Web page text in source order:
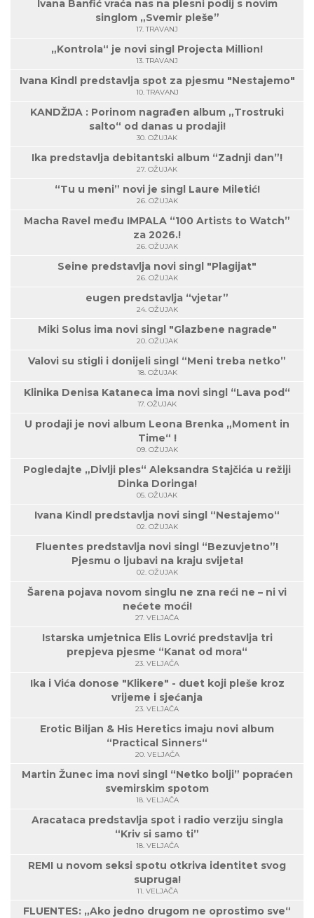
Ivana Banfić vraća nas na plesni podij s novim
singlom „Svemir pleše”
17. TRAVANJ
„Kontrola“ je novi singl Projecta Million!
13. TRAVANJ
Ivana Kindl predstavlja spot za pjesmu "Nestajemo"
10. TRAVANJ
KANDŽIJA : Porinom nagrađen album „Trostruki
salto“ od danas u prodaji!
30. OŽUJAK
Ika predstavlja debitantski album “Zadnji dan”!
27. OŽUJAK
“Tu u meni” novi je singl Laure Miletić!
26. OŽUJAK
Macha Ravel među IMPALA “100 Artists to Watch”
za 2026.!
26. OŽUJAK
Seine predstavlja novi singl "Plagijat"
26. OŽUJAK
eugen predstavlja “vjetar”
24. OŽUJAK
Miki Solus ima novi singl "Glazbene nagrade"
20. OŽUJAK
Valovi su stigli i donijeli singl “Meni treba netko”
18. OŽUJAK
Klinika Denisa Kataneca ima novi singl “Lava pod“
17. OŽUJAK
U prodaji je novi album Leona Brenka „Moment in
Time“ !
09. OŽUJAK
Pogledajte „Divlji ples“ Aleksandra Stajčića u režiji
Dinka Doringa!
05. OŽUJAK
Ivana Kindl predstavlja novi singl “Nestajemo“
02. OŽUJAK
Fluentes predstavlja novi singl “Bezuvjetno”!
Pjesmu o ljubavi na kraju svijeta!
02. OŽUJAK
Šarena pojava novom singlu ne zna reći ne – ni vi
nećete moći!
27. VELJAČA
Istarska umjetnica Elis Lovrić predstavlja tri
prepjeva pjesme “Kanat od mora“
23. VELJAČA
Ika i Vića donose "Klikere" - duet koji pleše kroz
vrijeme i sjećanja
23. VELJAČA
Erotic Biljan & His Heretics imaju novi album
“Practical Sinners“
20. VELJAČA
Martin Žunec ima novi singl “Netko bolji” popraćen
svemirskim spotom
18. VELJAČA
Aracataca predstavlja spot i radio verziju singla
“Kriv si samo ti”
18. VELJAČA
REMI u novom seksi spotu otkriva identitet svog
supruga!
11. VELJAČA
FLUENTES: „Ako jedno drugom ne oprostimo sve“